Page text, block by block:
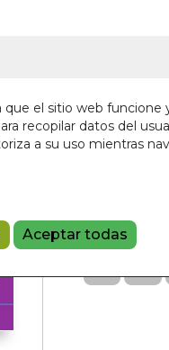
el sitio web
recopilar datos del
a su uso mientras
Aceptar todas
19,90 €
Referencia: